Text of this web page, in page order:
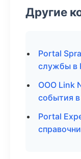
Другие
Portal
службы в
ООО Link
события
Portal